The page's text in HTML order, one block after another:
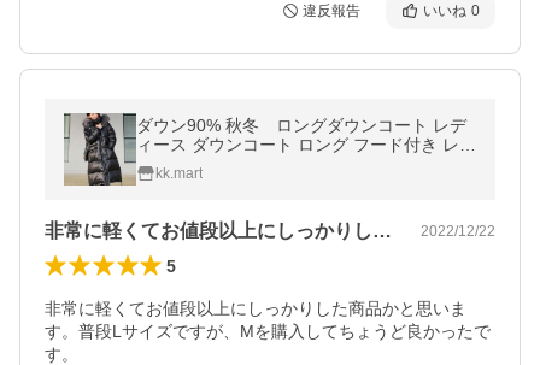
違反報告 いいね 0
ダウン90% 秋冬 ロングダウンコート レデ
ィース ダウンコート ロング フード付き レデ
ィース ダウンジャケット ロングコート アウ
ター ダウン 軽量
kk.mart
非常に軽くてお値段以上にしっかりした商… 2022/12/22
5
非常に軽くてお値段以上にしっかりした商品かと思いま
す。普段Lサイズですが、Mを購入してちょうど良かったで
す。